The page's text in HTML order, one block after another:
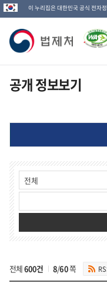
이 누리집은 대한민국 공식 전자
법
제
처
고
공개 정보보기
공
개
정
보
보
기-
인
사
검
색
전체600건 8/60쪽